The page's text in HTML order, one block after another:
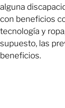
alguna
con beneficios
tecnología y
supuesto, las
beneficios.